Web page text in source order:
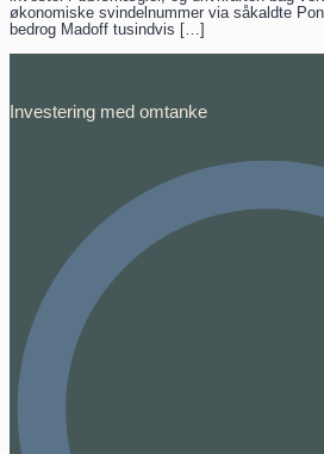
økonomiske svindelnummer via såkaldte
bedrog Madoff tusindvis […]
Investering med omtanke